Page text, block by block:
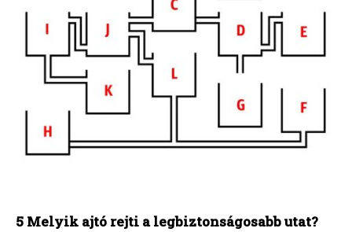
5 Melyik ajtó rejti a legbiztonságosabb utat?